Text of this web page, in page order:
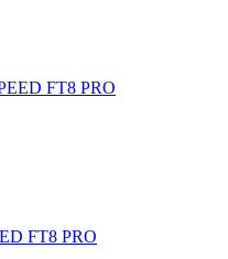
FT8 PRO
FT8 PRO